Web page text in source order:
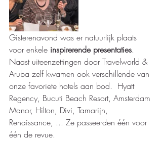
Gisterenavond was er natuurlijk plaats
voor enkele inspirerende presentaties.
Naast uiteenzettingen door Travelworld &
Aruba zelf kwamen ook verschillende van
onze favoriete hotels aan bod.  Hyatt
Regency, Bucuti Beach Resort, Amsterdam
Manor, Hilton, Divi, Tamarijn,
Renaissance, ... Ze passeerden één voor
één de revue.